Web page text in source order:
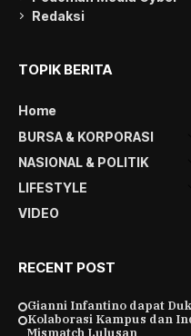
Redaksi
TOPIK BERITA
Home
BURSA & KORPORASI
NASIONAL & POLITIK
LIFESTYLE
VIDEO
RECENT POST
Gianni Infantino dapat
Kolaborasi Kampus dan
Mismatch Lulusan